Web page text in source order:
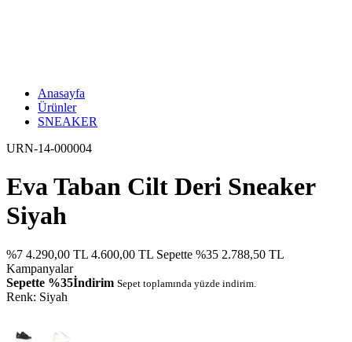
Anasayfa
Ürünler
SNEAKER
URN-14-000004
Eva Taban Cilt Deri Sneaker
Siyah
%7 4.290,00 TL 4.600,00 TL Sepette %35 2.788,50 TL
Kampanyalar
Sepette %35İndirim Sepet toplamında yüzde indirim.
Renk: Siyah